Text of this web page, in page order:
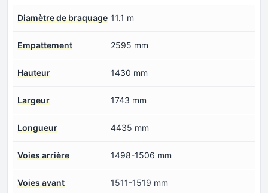
Diamètre de braquage 11.1 m
Empattement 2595 mm
Hauteur 1430 mm
Largeur 1743 mm
Longueur 4435 mm
Voies arrière 1498-1506 mm
Voies avant 1511-1519 mm